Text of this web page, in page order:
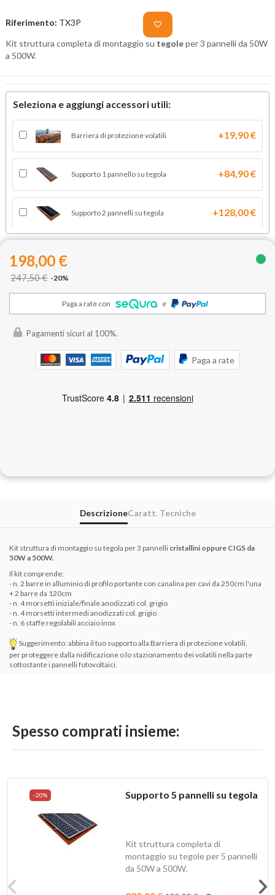
Riferimento: TX3P
Kit struttura completa di montaggio su tegoleper 3 pannelli da 50W
a 500W.
Seleziona e aggiungi accessori utili:
Barriera di protezione volatili +19,90 €
Supporto 1 pannello su tegola +84,90 €
Supporto 2 pannelli su tegola +128,00 €
198,00 €
247,50 € -20%
Paga a rate con e
Pagamenti sicuri al 100%.
Paga a rate
DescrizioneCaratt. Tecniche
Kit struttura di montaggio su tegola per 3 pannelli cristallini oppure CIGS da
50W a 500W.
Il kit comprende:
- n. 2 barre in alluminio di profilo portante con canalina per cavi da 250cm l'una
+ 2 barre da 120cm
- n. 4 morsetti iniziale/finale anodizzati col. grigio
- n. 4 morsetti intermedi anodizzati col. grigio
- n. 6 staffe regolabili acciaio inox
Suggerimento: abbina il tuo supporto alla Barriera di protezione volatili
per proteggere dalla nidificazione o lo stazionamento dei volatili nella parte
sottostante i pannelli fotovoltaici.
Spesso comprati insieme:
-20% Supporto 5 pannelli su tegola
Kit struttura completa di
montaggio su tegole per 5 pannelli
da 50W a 500W.